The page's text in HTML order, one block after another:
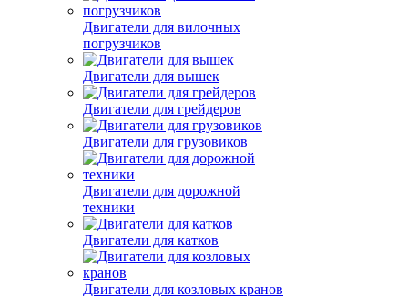
Двигатели для вилочных
погрузчиков
Двигатели для вышек
Двигатели для грейдеров
Двигатели для грузовиков
Двигатели для дорожной
техники
Двигатели для катков
Двигатели для козловых кранов